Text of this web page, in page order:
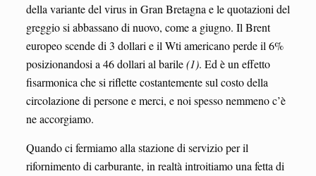
della variante del virus in Gran Bretagna e le quotazioni del
greggio si abbassano di nuovo, come a giugno. Il Brent
europeo scende di 3 dollari e il Wti americano perde il 6%
posizionandosi a 46 dollari al barile(1). Ed è un effetto
fisarmonica che si riflette costantemente sul costo della
circolazione di persone e merci, e noi spesso nemmeno c’è
ne accorgiamo.
Quando ci fermiamo alla stazione di servizio per il
rifornimento di carburante, in realtà introitiamo una fetta di